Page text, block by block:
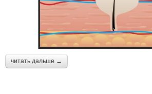
читать дальше →